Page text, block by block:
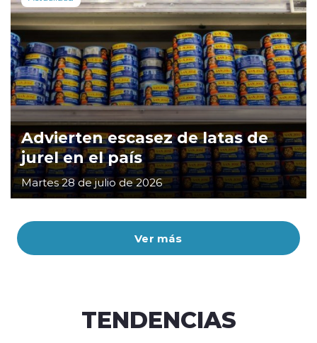
Ver más
Advierten escasez de latas de
jurel en el país
Martes 28 de julio de 2026
TENDENCIAS